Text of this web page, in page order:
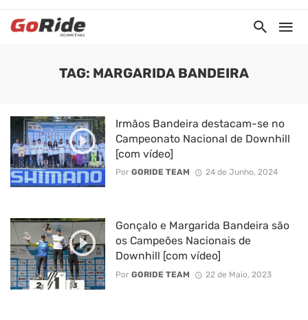
TAG: MARGARIDA BANDEIRA
Irmãos Bandeira destacam-se no
Campeonato Nacional de Downhill
[com vídeo]
Por GORIDE TEAM 24 de Junho, 2024
Gonçalo e Margarida Bandeira são
os Campeões Nacionais de
Downhill [com vídeo]
Por GORIDE TEAM 22 de Maio, 2023